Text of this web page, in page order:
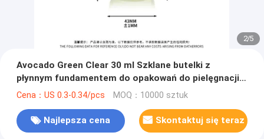
2/5
Avocado Green Clear 30 ml Szklane butelki z
płynnym fundamentem do opakowań do pielęgnacji
skóry
Cena：US 0.3-0.34/pcs MOQ：10000 sztuk
Najlepsza cena Skontaktuj się teraz